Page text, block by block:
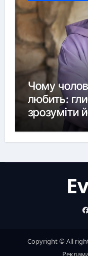
Чому
любить:
зрозуміти
Copyright © All